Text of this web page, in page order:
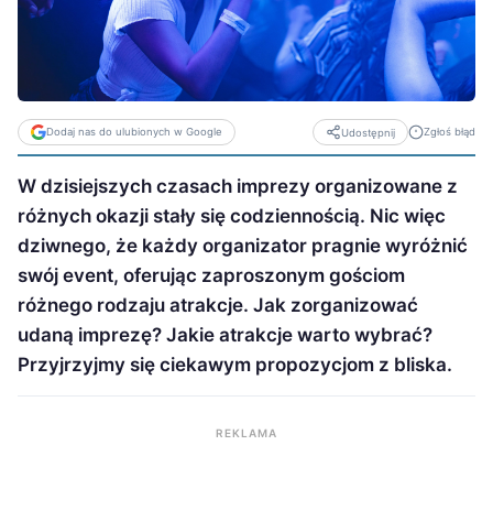
Dodaj nas do ulubionych w Google Udostępnij Zgłoś błąd
W dzisiejszych czasach imprezy organizowane z
różnych okazji stały się codziennością. Nic więc
dziwnego, że każdy organizator pragnie wyróżnić
swój event, oferując zaproszonym gościom
różnego rodzaju atrakcje. Jak zorganizować
udaną imprezę? Jakie atrakcje warto wybrać?
Przyjrzyjmy się ciekawym propozycjom z bliska.
REKLAMA